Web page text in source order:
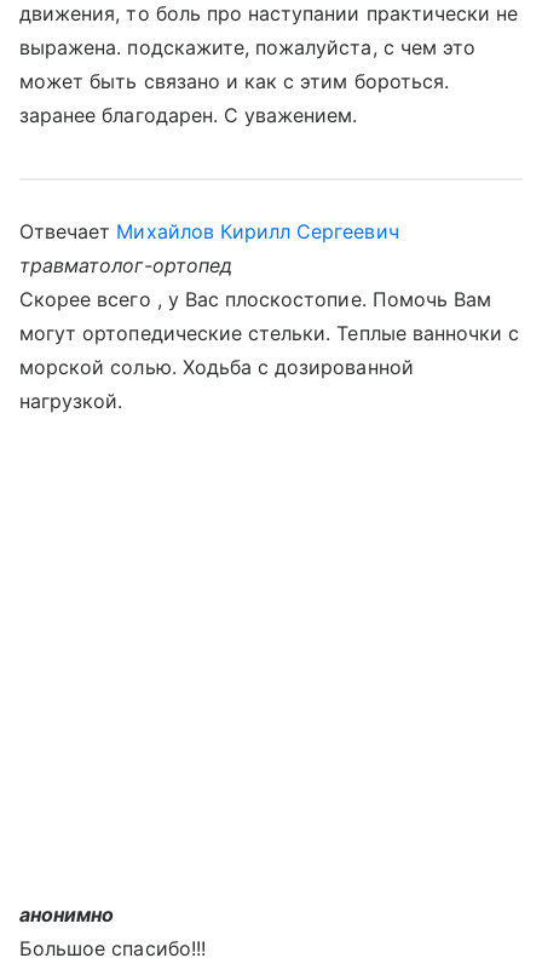
движения, то боль про наступании практически не
выражена. подскажите, пожалуйста, с чем это
может быть связано и как с этим бороться.
заранее благодарен. С уважением.
Отвечает Михайлов Кирилл Сергеевич
травматолог-ортопед
Скорее всего , у Вас плоскостопие. Помочь Вам
могут ортопедические стельки. Теплые ванночки с
морской солью. Ходьба с дозированной
нагрузкой.
анонимно
Большое спасибо!!!